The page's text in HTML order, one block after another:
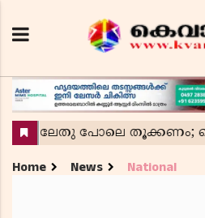
Home News National